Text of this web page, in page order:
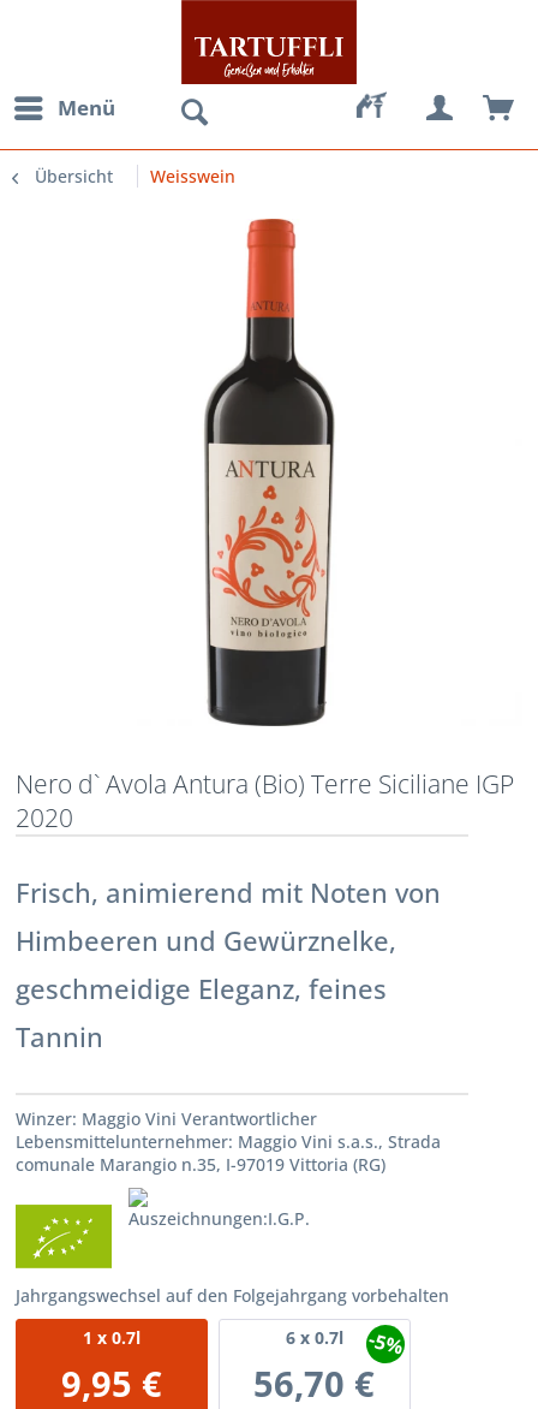
Menü
Übersicht Weisswein
Nero d` Avola Antura (Bio) Terre Siciliane IGP
2020
Frisch, animierend mit Noten von
Himbeeren und Gewürznelke,
geschmeidige Eleganz, feines
Tannin
Winzer: Maggio Vini Verantwortlicher
Lebensmittelunternehmer: Maggio Vini s.a.s., Strada
comunale Marangio n.35, I-97019 Vittoria (RG)
Jahrgangswechsel auf den Folgejahrgang vorbehalten
1 x 0.7l
9,95 €
6x 0.7l
56,70 €
-5%